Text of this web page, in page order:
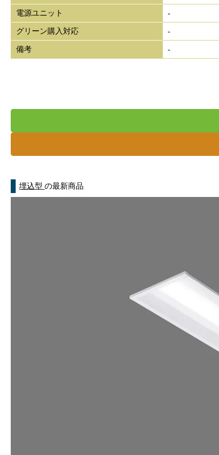
電源ユニット -
グリーン購入対応 -
備考 -
埋込型の最新商品